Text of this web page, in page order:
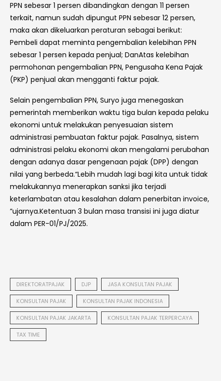
PPN sebesar 1 persen dibandingkan dengan 11 persen
terkait, namun sudah dipungut PPN sebesar 12 persen,
maka akan dikeluarkan peraturan sebagai berikut:
Pembeli dapat meminta pengembalian kelebihan PPN
sebesar 1 persen kepada penjual; DanAtas kelebihan
permohonan pengembalian PPN, Pengusaha Kena Pajak
(PKP) penjual akan mengganti faktur pajak.
Selain pengembalian PPN, Suryo juga menegaskan
pemerintah memberikan waktu tiga bulan kepada pelaku
ekonomi untuk melakukan penyesuaian sistem
administrasi pembuatan faktur pajak. Pasalnya, sistem
administrasi pelaku ekonomi akan mengalami perubahan
dengan adanya dasar pengenaan pajak (DPP) dengan
nilai yang berbeda.“Lebih mudah lagi bagi kita untuk tidak
melakukannya menerapkan sanksi jika terjadi
keterlambatan atau kesalahan dalam penerbitan invoice,
”ujarnya.Ketentuan 3 bulan masa transisi ini juga diatur
dalam PER-01/PJ/2025.
DIREKTORATPAJAK DJP JASA KONSULTAN PAJAK
KONSULTAN PAJAK KONSULTAN PAJAK INDONESIA
KONSULTAN PAJAK JAKARTA KONSULTAN PAJAK TERPERCAYA
TAX TIME